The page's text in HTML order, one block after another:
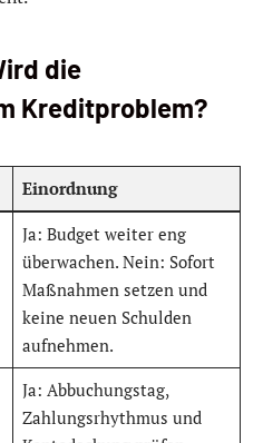
die
Kreditproblem?
Einordnung
Ja: Budget weiter eng
überwachen. Nein: Sofort
Maßnahmen setzen und
keine neuen Schulden
aufnehmen.
Ja: Abbuchungstag,
Zahlungsrhythmus und